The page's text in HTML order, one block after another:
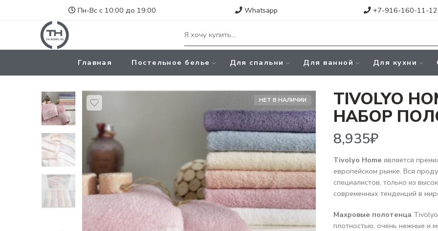
Пн-Вс с 10:00 до 19:00 Whatsapp +7-916-160-11-12
Главная Постельное белье Для спальни Для ванной Для кухни
НЕТ В НАЛИЧИИ TIVOLYO
НАБОР
8,935₽
Tivolyo Home является
европейском рынке. Вся
специалистов, только из
современных тенденций в
Махровые полотенца
плотностью, очень нежные и